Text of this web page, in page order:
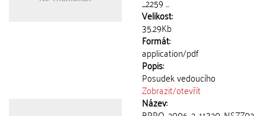
Velikost:
35.29Kb
Formát:
application/pdf
Popis:
Posudek vedoucího
Zobrazit/otevřít
Název: